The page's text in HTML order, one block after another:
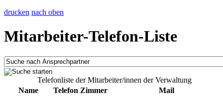
drucken nach oben
Mitarbeiter-Telefon-Liste
Telefonliste der Mitarbeiter/innen der Verwaltung
Name
Telefon Zimmer
Mail